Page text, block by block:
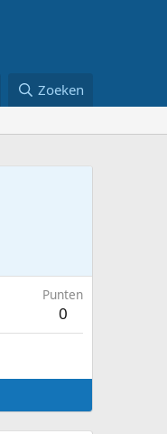
Zoeken
Punten
0